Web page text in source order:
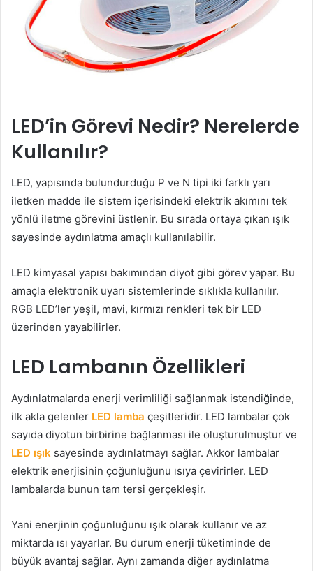
LED’in Görevi Nedir? Nerelerde
Kullanılır?
LED, yapısında bulundurduğu P ve N tipi iki farklı yarı
iletken madde ile sistem içerisindeki elektrik akımını tek
yönlü iletme görevini üstlenir. Bu sırada ortaya çıkan ışık
sayesinde aydınlatma amaçlı kullanılabilir.
LED kimyasal yapısı bakımından diyot gibi görev yapar. Bu
amaçla elektronik uyarı sistemlerinde sıklıkla kullanılır.
RGB LED’ler yeşil, mavi, kırmızı renkleri tek bir LED
üzerinden yayabilirler.
LED Lambanın Özellikleri
Aydınlatmalarda enerji verimliliği sağlanmak istendiğinde,
ilk akla gelenler LED lamba çeşitleridir. LED lambalar çok
sayıda diyotun birbirine bağlanması ile oluşturulmuştur ve
LED ışık sayesinde aydınlatmayı sağlar. Akkor lambalar
elektrik enerjisinin çoğunluğunu ısıya çevirirler. LED
lambalarda bunun tam tersi gerçekleşir.
Yani enerjinin çoğunluğunu ışık olarak kullanır ve az
miktarda ısı yayarlar. Bu durum enerji tüketiminde de
büyük avantaj sağlar. Aynı zamanda diğer aydınlatma